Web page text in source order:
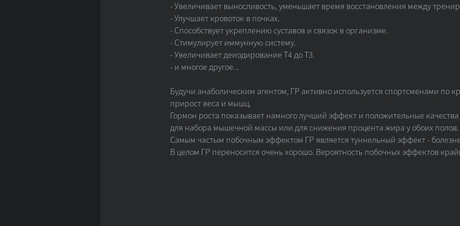
- Увеличивает выносливость, уменьшает время восстановления между
- Улучшает кровоток в почках.
- Способствует укреплению суставов и связок в организме.
- Стимулирует иммунную систему.
- Увеличивает деиодирование Т4 до Т3.
- и многое другое...
Будучи анаболическим агентом, ГР активно используется спортсменами по
прирост веса и мышц.
Гормон роста показывает намного лучший эффект и положительные
для набора мышечной массы или для снижения процента жира у обоих полов.
Самым частым побочным эффектом ГР является туннельный эффект -
В целом ГР переносится очень хорошо. Вероятность побочных эффектов